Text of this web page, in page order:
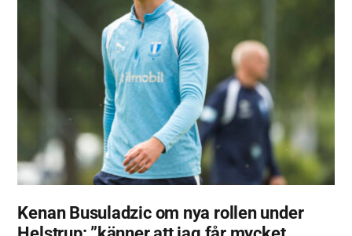
Kenan Busuladzic om nya rollen under